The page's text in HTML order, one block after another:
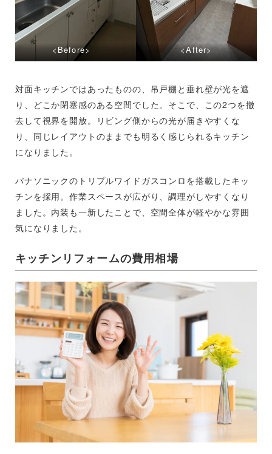
<Before> <After>
対面キッチンではあったものの、吊戸棚と垂れ壁が光を遮
り、どこか閉塞感のある空間でした。そこで、この2つを撤
去して視界を開放。リビング側からの光が届きやすくな
り、同じレイアウトのままでも明るく感じられるキッチン
になりました。
パナソニックのトリプルワイドガスコンロを搭載したキッ
チンを採用。作業スペースが広がり、調理がしやすくなり
ました。内装も一新したことで、空間全体が軽やかな雰囲
気になりました。
キッチンリフォームの費用相場